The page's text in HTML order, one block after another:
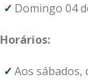
Domingo 04
Horários:
Aos sábados,